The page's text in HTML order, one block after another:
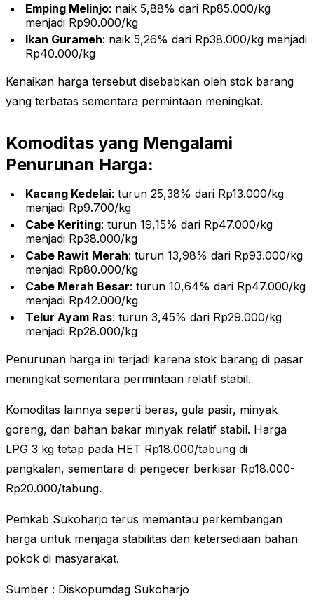
Emping Melinjo: naik 5,88% dari Rp85.000/kg
menjadi Rp90.000/kg
Ikan Gurameh: naik 5,26% dari Rp38.000/kg menjadi
Rp40.000/kg
Kenaikan harga tersebut disebabkan oleh stok barang
yang terbatas sementara permintaan meningkat.
Komoditas yang Mengalami
Penurunan Harga:
Kacang Kedelai: turun 25,38% dari Rp13.000/kg
menjadi Rp9.700/kg
Cabe Keriting: turun 19,15% dari Rp47.000/kg
menjadi Rp38.000/kg
Cabe Rawit Merah: turun 13,98% dari Rp93.000/kg
menjadi Rp80.000/kg
Cabe Merah Besar: turun 10,64% dari Rp47.000/kg
menjadi Rp42.000/kg
Telur Ayam Ras: turun 3,45% dari Rp29.000/kg
menjadi Rp28.000/kg
Penurunan harga ini terjadi karena stok barang di pasar
meningkat sementara permintaan relatif stabil.
Komoditas lainnya seperti beras, gula pasir, minyak
goreng, dan bahan bakar minyak relatif stabil. Harga
LPG 3 kg tetap pada HET Rp18.000/tabung di
pangkalan, sementara di pengecer berkisar Rp18.000-
Rp20.000/tabung.
Pemkab Sukoharjo terus memantau perkembangan
harga untuk menjaga stabilitas dan ketersediaan bahan
pokok di masyarakat.
Sumber : Diskopumdag Sukoharjo